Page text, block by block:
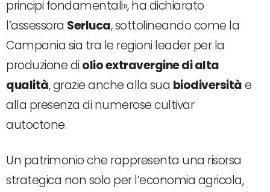
principi fondamentali», ha dichiarato
l’assessora Serluca, sottolineando come la
Campania sia tra le regioni leader per la
produzione di olio extravergine di alta
qualità, grazie anche alla sua biodiversitàe
alla presenza di numerose cultivar
autoctone.
Un patrimonio che rappresenta una risorsa
strategica non solo per l’economia agricola,